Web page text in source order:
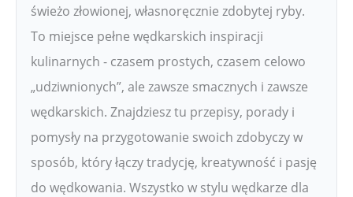
świeżo złowionej, własnoręcznie zdobytej ryby.
To miejsce pełne wędkarskich inspiracji
kulinarnych - czasem prostych, czasem celowo
„udziwnionych”, ale zawsze smacznych i zawsze
wędkarskich. Znajdziesz tu przepisy, porady i
pomysły na przygotowanie swoich zdobyczy w
sposób, który łączy tradycję, kreatywność i pasję
do wędkowania. Wszystko w stylu wędkarze dla